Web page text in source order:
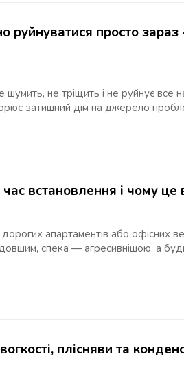
просто зараз
шумить, не тріщить і не руйнує все
затишний дім на джерело
встановлення і чому
апартаментів або офісних
спека — агресивнішою, а
плісняви та